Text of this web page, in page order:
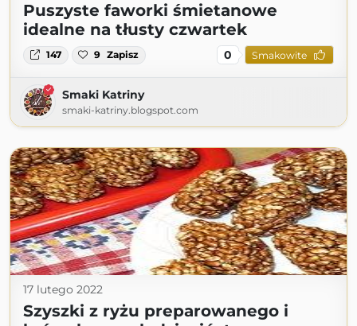
Puszyste faworki śmietanowe
idealne na tłusty czwartek
147 9 Zapisz 0 Smakowite
Smaki Katriny
smaki-katriny.blogspot.com
17 lutego 2022
Szyszki z ryżu preparowanego i